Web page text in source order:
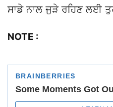
ਸਾਡੇ ਨਾਲ ਜੁੜੇ ਰਹਿਣ ਲਈ
NOTE :